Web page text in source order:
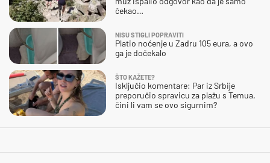
čekao…
NISU STIGLI POPRAVITI
Platio noćenje u Zadru 105 eura, a ovo
ga je dočekalo
ŠTO KAŽETE?
Isključio komentare: Par iz Srbije
preporučio spravicu za plažu s Temua,
čini li vam se ovo sigurnim?